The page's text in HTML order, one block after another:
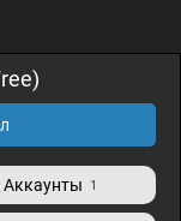
Аккаунты 1